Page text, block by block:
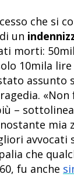
che si
un
morti:
10mila
«Non
–
mia
avvocati
che
fu anche